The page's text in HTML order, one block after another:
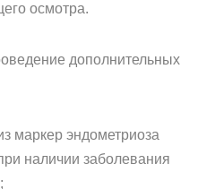
осмотра.
дополнительных
маркер эндометриоза
наличии заболевания